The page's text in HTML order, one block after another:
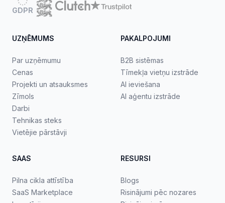
GDPR
UZŅĒMUMS
Par uzņēmumu
Cenas
Projekti un atsauksmes
Zīmols
Darbi
Tehnikas steks
Vietējie pārstāvji
PAKALPOJUMI
B2B sistēmas
Tīmekļa vietņu izstrāde
AI ieviešana
AI aģentu izstrāde
SAAS
Pilna cikla attīstība
SaaS Marketplace
RESURSI
Blogs
Risinājumi pēc nozares